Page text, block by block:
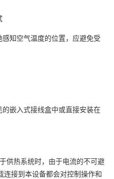
知空气温度的位置，应避免受
嵌入式接线盒中或直接安装在
供热系统时，由于电流的不可避
接到本设备都会对控制操作和